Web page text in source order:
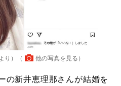
り）（ 他の写真を見る ）
の新井恵理那さんが結婚を